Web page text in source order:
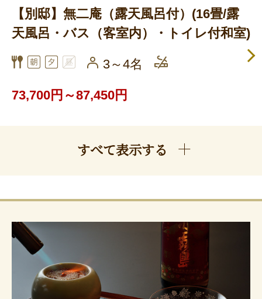
【別邸】無二庵（露天風呂付）(16畳/露
天風呂・バス（客室内）・トイレ付和室)
3～4名
73,700円～87,450円
すべて表示する